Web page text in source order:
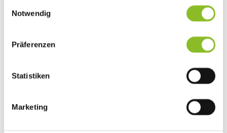
Notwendig
Präferenzen
Statistiken
Marketing
der Marktgemeinde Frastanz eine groß angelegte Blackout-Übung
des Landes Vorarlberg statt.
©E-Werke/3 STV/Matthias Decker
andauernden Stromausfall, der alle Lebensbereiche betrifft,
dar. Kommunikation, Versorgung, Verkehr und Sicherheit
Ernstfall gerüstet zu sein, fand kürzlich in der Marktgemeinde
Frastanz eine groß angelegte Blackout-Übung des Landes